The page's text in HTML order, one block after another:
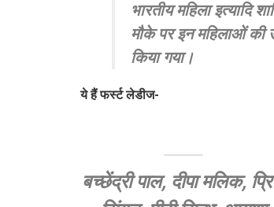
भारतीय महिला इत्यादि
मौके पर इन महिलाओं की
किया गया।
ये हैं फर्स्ट लेडीज-
बच्छेंद्री पाल, दीपा मलिक,